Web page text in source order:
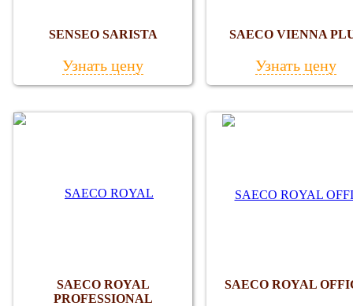
SENSEO SARISTA
Узнать цену
SAECO VIENNA
Узнать цену
SAECO ROYAL
PROFESSIONAL
SAECO ROYAL